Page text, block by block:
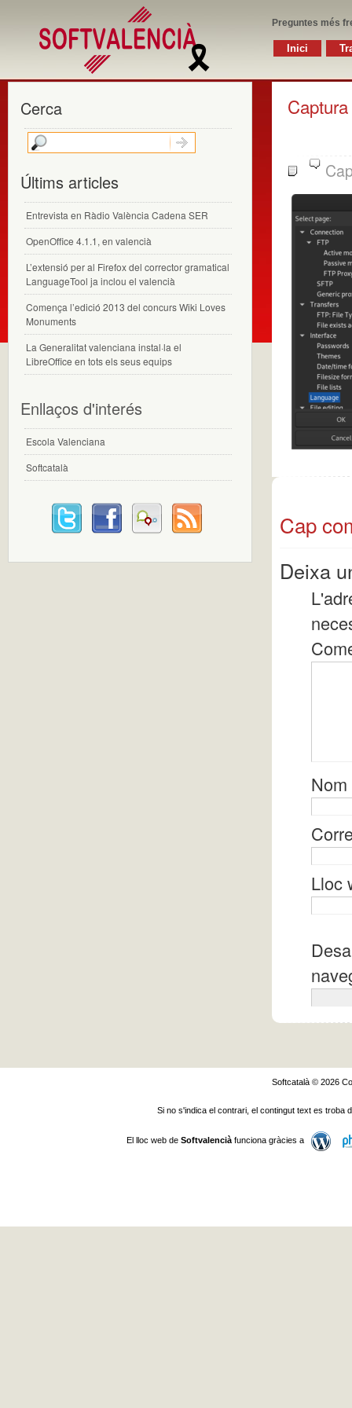
Preguntes més
Inici
Cap
Deixa
Nom
Lloc
Cerca
Últims articles
Entrevista en Ràdio València Cadena SER
OpenOffice 4.1.1, en valencià
L’extensió per al Firefox del corrector gramatical
LanguageTool ja inclou el valencià
Comença l’edició 2013 del concurs Wiki Loves
Monuments
La Generalitat valenciana instal·la el
LibreOffice en tots els seus equips
Enllaços d'interés
Escola Valenciana
Softcatalà
Softcatalà © 2026
Si no s'indica el contrari, el contingut text es troba
El lloc web de Softvalenciàfunciona gràcies a